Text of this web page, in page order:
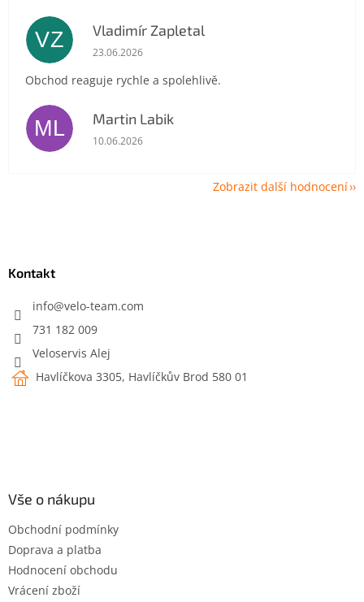
VZ Vladimír Zapletal
Hodnocení obchodu je 5 z 5 hvězdiček.
23.06.2026
Obchod reaguje rychle a spolehlivě.
ML Martin Labik
Hodnocení obchodu je 5 z 5 hvězdiček.
10.06.2026
Zobrazit další hodnocení
Kontakt
info@velo-team.com
731 182 009
Veloservis Alej
Havlíčkova 3305, Havlíčkův Brod 580 01
Vše o nákupu
Obchodní podmínky
Doprava a platba
Hodnocení obchodu
Vrácení zboží